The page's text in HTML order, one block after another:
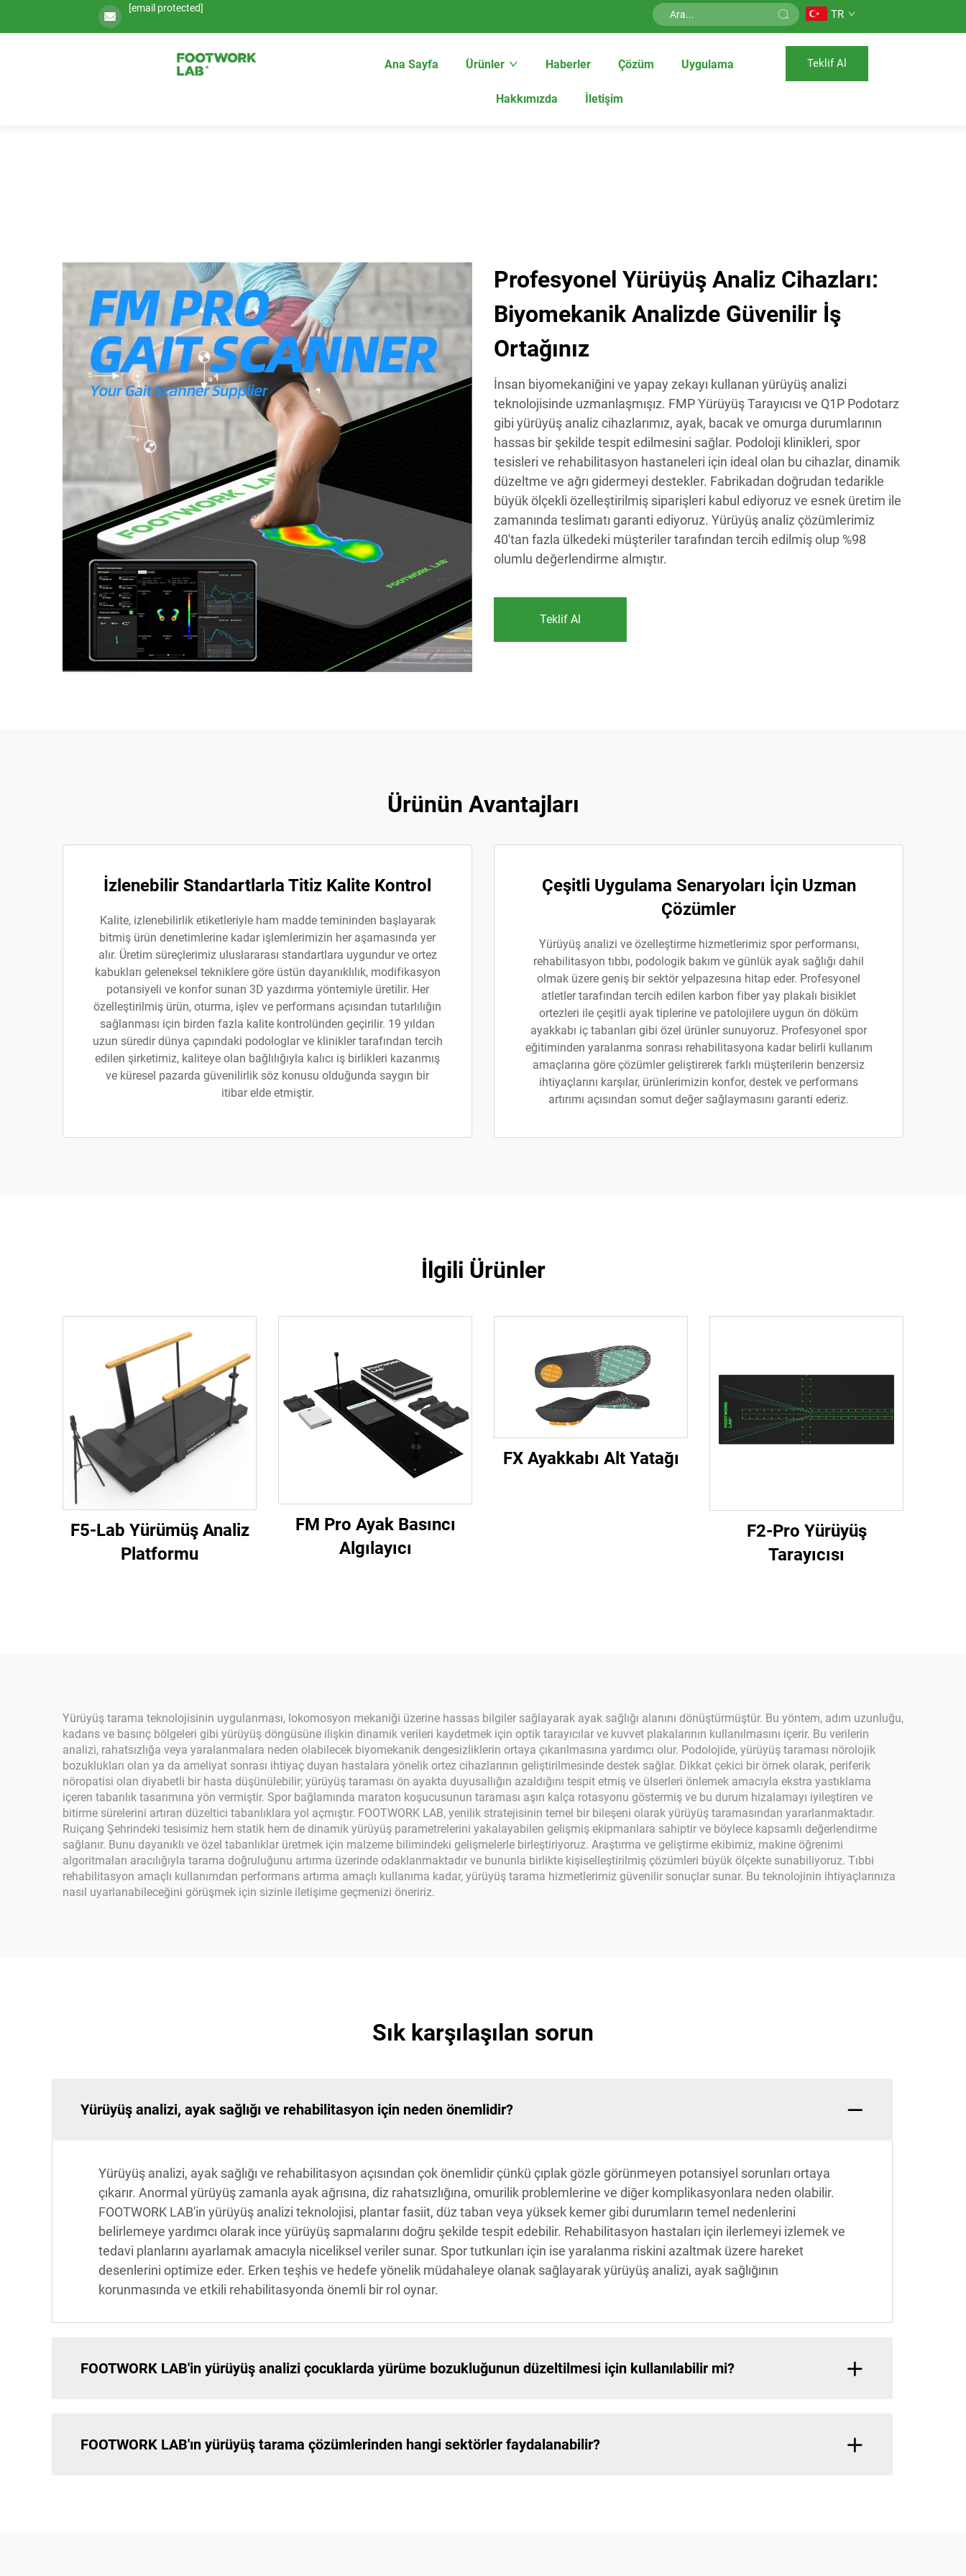
[email protected] TR
Ana Sayfa Ürünler Haberler Çözüm Uygulama
Hakkımızda İletişim
Teklif Al
Profesyonel Yürüyüş Analiz Cihazları:
Biyomekanik Analizde Güvenilir İş
Ortağınız
İnsan biyomekaniğini ve yapay zekayı kullanan yürüyüş analizi
teknolojisinde uzmanlaşmışız. FMP Yürüyüş Tarayıcısı ve Q1P Podotarz
gibi yürüyüş analiz cihazlarımız, ayak, bacak ve omurga durumlarının
hassas bir şekilde tespit edilmesini sağlar. Podoloji klinikleri, spor
tesisleri ve rehabilitasyon hastaneleri için ideal olan bu cihazlar, dinamik
düzeltme ve ağrı gidermeyi destekler. Fabrikadan doğrudan tedarikle
büyük ölçekli özelleştirilmiş siparişleri kabul ediyoruz ve esnek üretim ile
zamanında teslimatı garanti ediyoruz. Yürüyüş analiz çözümlerimiz
40'tan fazla ülkedeki müşteriler tarafından tercih edilmiş olup %98
olumlu değerlendirme almıştır.
Teklif Al
Ürünün Avantajları
İzlenebilir Standartlarla Titiz Kalite Kontrol
Kalite, izlenebilirlik etiketleriyle ham madde temininden başlayarak
bitmiş ürün denetimlerine kadar işlemlerimizin her aşamasında yer
alır. Üretim süreçlerimiz uluslararası standartlara uygundur ve ortez
kabukları geleneksel tekniklere göre üstün dayanıklılık, modifikasyon
potansiyeli ve konfor sunan 3D yazdırma yöntemiyle üretilir. Her
özelleştirilmiş ürün, oturma, işlev ve performans açısından tutarlılığın
sağlanması için birden fazla kalite kontrolünden geçirilir. 19 yıldan
uzun süredir dünya çapındaki podologlar ve klinikler tarafından tercih
edilen şirketimiz, kaliteye olan bağlılığıyla kalıcı iş birlikleri kazanmış
ve küresel pazarda güvenilirlik söz konusu olduğunda saygın bir
itibar elde etmiştir.
Çeşitli Uygulama Senaryoları İçin Uzman
Çözümler
Yürüyüş analizi ve özelleştirme hizmetlerimiz spor performansı,
rehabilitasyon tıbbı, podologik bakım ve günlük ayak sağlığı dahil
olmak üzere geniş bir sektör yelpazesına hitap eder. Profesyonel
atletler tarafından tercih edilen karbon fiber yay plakalı bisiklet
ortezleri ile çeşitli ayak tiplerine ve patolojilere uygun ön döküm
ayakkabı iç tabanları gibi özel ürünler sunuyoruz. Profesyonel spor
eğitiminden yaralanma sonrası rehabilitasyona kadar belirli kullanım
amaçlarına göre çözümler geliştirerek farklı müşterilerin benzersiz
ihtiyaçlarını karşılar, ürünlerimizin konfor, destek ve performans
artırımı açısından somut değer sağlaymasını garanti ederiz.
İlgili Ürünler
F5-Lab Yürümüş Analiz
Platformu
FM Pro Ayak Basıncı
Algılayıcı
FX Ayakkabı Alt Yatağı
F2-Pro Yürüyüş
Tarayıcısı
Yürüyüş tarama teknolojisinin uygulanması, lokomosyon mekaniği üzerine hassas bilgiler sağlayarak ayak sağlığı alanını dönüştürmüştür. Bu yöntem, adım uzunluğu,
kadans ve basınç bölgeleri gibi yürüyüş döngüsüne ilişkin dinamik verileri kaydetmek için optik tarayıcılar ve kuvvet plakalarının kullanılmasını içerir. Bu verilerin
analizi, rahatsızlığa veya yaralanmalara neden olabilecek biyomekanik dengesizliklerin ortaya çıkarılmasına yardımcı olur. Podolojide, yürüyüş taraması nörolojik
bozuklukları olan ya da ameliyat sonrası ihtiyaç duyan hastalara yönelik ortez cihazlarının geliştirilmesinde destek sağlar. Dikkat çekici bir örnek olarak, periferik
nöropatisi olan diyabetli bir hasta düşünülebilir; yürüyüş taraması ön ayakta duyusallığın azaldığını tespit etmiş ve ülserleri önlemek amacıyla ekstra yastıklama
içeren tabanlık tasarımına yön vermiştir. Spor bağlamında maraton koşucusunun taraması aşırı kalça rotasyonu göstermiş ve bu durum hizalamayı iyileştiren ve
bitirme sürelerini artıran düzeltici tabanlıklara yol açmıştır. FOOTWORK LAB, yenilik stratejisinin temel bir bileşeni olarak yürüyüş taramasından yararlanmaktadır.
Ruiçang Şehrindeki tesisimiz hem statik hem de dinamik yürüyüş parametrelerini yakalayabilen gelişmiş ekipmanlara sahiptir ve böylece kapsamlı değerlendirme
sağlanır. Bunu dayanıklı ve özel tabanlıklar üretmek için malzeme bilimindeki gelişmelerle birleştiriyoruz. Araştırma ve geliştirme ekibimiz, makine öğrenimi
algoritmaları aracılığıyla tarama doğruluğunu artırma üzerinde odaklanmaktadır ve bununla birlikte kişiselleştirilmiş çözümleri büyük ölçekte sunabiliyoruz. Tıbbi
rehabilitasyon amaçlı kullanımdan performans artırma amaçlı kullanıma kadar, yürüyüş tarama hizmetlerimiz güvenilir sonuçlar sunar. Bu teknolojinin ihtiyaçlarınıza
nasıl uyarlanabileceğini görüşmek için sizinle iletişime geçmenizi öneririz.
Sık karşılaşılan sorun
Yürüyüş analizi, ayak sağlığı ve rehabilitasyon için neden önemlidir?
Yürüyüş analizi, ayak sağlığı ve rehabilitasyon açısından çok önemlidir çünkü çıplak gözle görünmeyen potansiyel sorunları ortaya
çıkarır. Anormal yürüyüş zamanla ayak ağrısına, diz rahatsızlığına, omurilik problemlerine ve diğer komplikasyonlara neden olabilir.
FOOTWORK LAB'in yürüyüş analizi teknolojisi, plantar fasiit, düz taban veya yüksek kemer gibi durumların temel nedenlerini
belirlemeye yardımcı olarak ince yürüyüş sapmalarını doğru şekilde tespit edebilir. Rehabilitasyon hastaları için ilerlemeyi izlemek ve
tedavi planlarını ayarlamak amacıyla niceliksel veriler sunar. Spor tutkunları için ise yaralanma riskini azaltmak üzere hareket
desenlerini optimize eder. Erken teşhis ve hedefe yönelik müdahaleye olanak sağlayarak yürüyüş analizi, ayak sağlığının
korunmasında ve etkili rehabilitasyonda önemli bir rol oynar.
FOOTWORK LAB'in yürüyüş analizi çocuklarda yürüme bozukluğunun düzeltilmesi için kullanılabilir mi?
FOOTWORK LAB'ın yürüyüş tarama çözümlerinden hangi sektörler faydalanabilir?